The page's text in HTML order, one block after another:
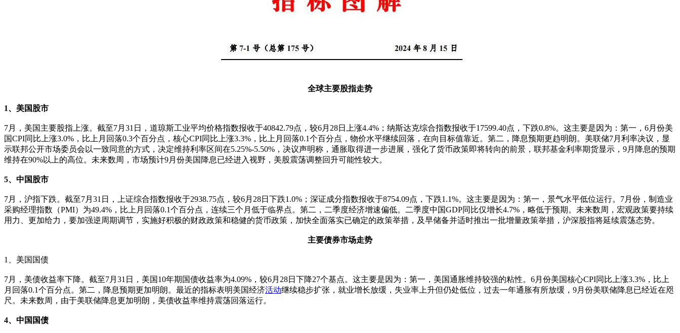
全球主要股指走势
1、美国股市
7月，美国主要股指上涨。截至7月31日，道琼斯工业平均价格指数报收于40842.79点，较6月28日上涨4.4%；纳斯达克综合指数报收于17599.40点，下跌0.8%。这主要是因为：第一，6月份美
国CPI同比上涨3.0%，比上月回落0.3个百分点，核心CPI同比上涨3.3%，比上月回落0.1个百分点，物价水平继续回落，在向目标值靠近。第二，降息预期更趋明朗。美联储7月利率决议，显
示联邦公开市场委员会以一致同意的方式，决定维持利率区间在5.25%-5.50%，决议声明称，通胀取得进一步进展，强化了货币政策即将转向的前景，联邦基金利率期货显示，9月降息的预期
维持在90%以上的高位。未来数周，市场预计9月份美国降息已经进入视野，美股震荡调整回升可能性较大。
5、中国股市
7月，沪指下跌。截至7月31日，上证综合指数报收于2938.75点，较6月28日下跌1.0%；深证成分指数报收于8754.09点，下跌1.1%。这主要是因为：第一，景气水平低位运行。7月份，制造业
采购经理指数（PMI）为49.4%，比上月回落0.1个百分点，连续三个月低于临界点。第二，二季度经济增速偏低。二季度中国GDP同比仅增长4.7%，略低于预期。未来数周，宏观政策要持续
用力、更加给力，要加强逆周期调节，实施好积极的财政政策和稳健的货币政策，加快全面落实已确定的政策举措，及早储备并适时推出一批增量政策举措，沪深股指将延续震荡态势。
主要债券市场走势
1、美国国债
7月，美债收益率下降。截至7月31日，美国10年期国债收益率为4.09%，较6月28日下降27个基点。这主要是因为：第一，美国通胀维持较强的粘性。6月份美国核心CPI同比上涨3.3%，比上
月回落0.1个百分点。第二，降息预期更加明朗。最近的指标表明美国经济活动继续稳步扩张，就业增长放缓，失业率上升但仍处低位，过去一年通胀有所放缓，9月份美联储降息已经近在咫
尺。未来数周，由于美联储降息更加明朗，美债收益率维持震荡回落运行。
4、中国国债